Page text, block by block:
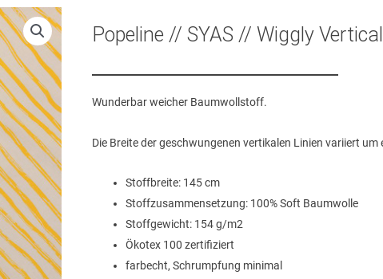
Popeline // SYAS // Wiggly
Wunderbar weicher Baumwollstoff.
Die Breite der geschwungenen vertikalen Linien variiert um
Stoffbreite: 145 cm
Stoffzusammensetzung: 100% Soft Baumwolle
Stoffgewicht: 154 g/m2
Ökotex 100 zertifiziert
farbecht, Schrumpfung minimal